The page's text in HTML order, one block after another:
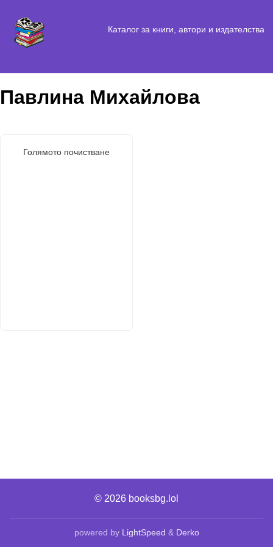
Каталог за книги, автори и издателства
Павлина Михайлова
Голямото почистване
© 2026 booksbg.lol
powered by LightSpeed & Derko